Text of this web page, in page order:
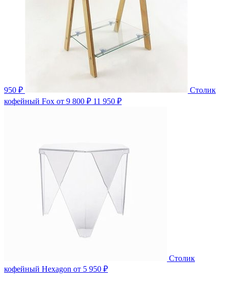
950 ₽
Столик
кофейный Fox от 9 800 ₽ 11 950 ₽
Столик
кофейный Hexagon от 5 950 ₽